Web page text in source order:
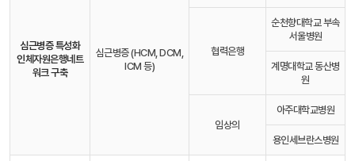
심근병증 특성화
인체자원은행네트
워크 구축
심근병증 (HCM, DCM,
ICM 등)
협력은행
순천향대학교 부속
서울병원
계명대학교 동산병
원
임상의
아주대학교병원
용인세브란스병원